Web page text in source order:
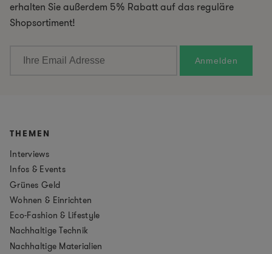
erhalten Sie außerdem 5% Rabatt auf das reguläre
Shopsortiment!
THEMEN
Interviews
Infos & Events
Grünes Geld
Wohnen & Einrichten
Eco-Fashion & Lifestyle
Nachhaltige Technik
Nachhaltige Materialien